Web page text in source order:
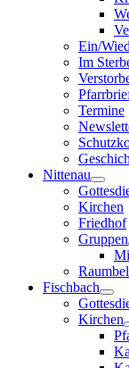
Ein/
Im
Termine
Nittenau
Kirchen
Friedhof
Gruppen
Fischbach
Kirchen